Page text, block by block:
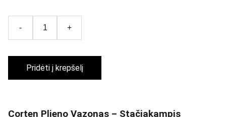
- +
Pridėti į krepšelį
Corten Plieno Vazonas – Stačiakampis